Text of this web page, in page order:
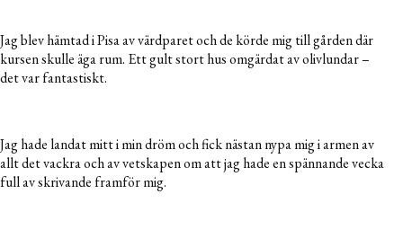
Jag blev hämtad i Pisa av värdparet och de körde mig till gården där
kursen skulle äga rum. Ett gult stort hus omgärdat av olivlundar –
det var fantastiskt.
Jag hade landat mitt i min dröm och fick nästan nypa mig i armen av
allt det vackra och av vetskapen om att jag hade en spännande vecka
full av skrivande framför mig.